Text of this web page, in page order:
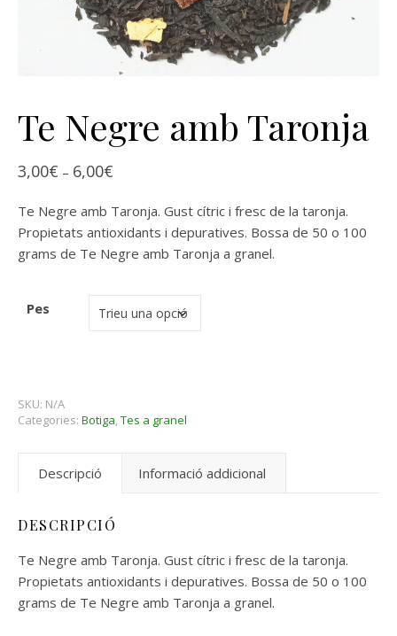
Te Negre amb Taronja
3,00€ – 6,00€
Te Negre amb Taronja. Gust cítric i fresc de la taronja.
Propietats antioxidants i depuratives. Bossa de 50 o 100
grams de Te Negre amb Taronja a granel.
Pes
SKU: N/A
Categories: Botiga Tes a granel
Descripció Informació addicional
DESCRIPCIÓ
Te Negre amb Taronja. Gust cítric i fresc de la taronja.
Propietats antioxidants i depuratives. Bossa de 50 o 100
grams de Te Negre amb Taronja a granel.